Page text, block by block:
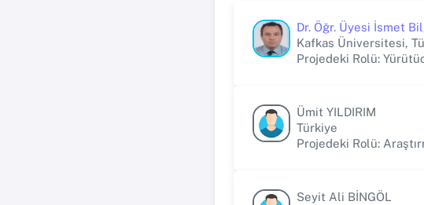
Dr. Öğr. Üyesi İsmet
Kafkas Üniversitesi,
Projedeki Rolü:
Ümit YILDIRIM
Türkiye
Projedeki Rolü:
Seyit Ali BİNGÖL